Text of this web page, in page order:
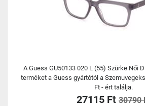
A Guess GU50133 020 L (55) Szürke Női
terméket a Guess gyártótól a
Ft - ért találja.
27115 Ft 30790